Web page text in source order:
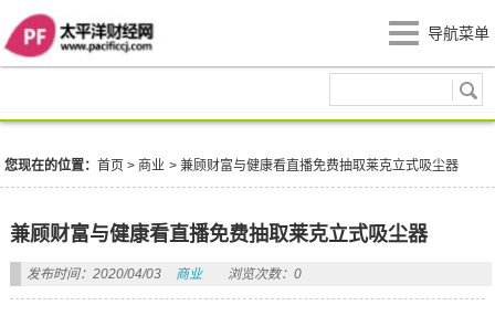
导航菜单
您现在的位置：首页 > 商业 >兼顾财富与健康看直播免费抽取莱克立式吸尘器
兼顾财富与健康看直播免费抽取莱克立式吸尘器
发布时间：2020/04/03 商业 浏览次数：0